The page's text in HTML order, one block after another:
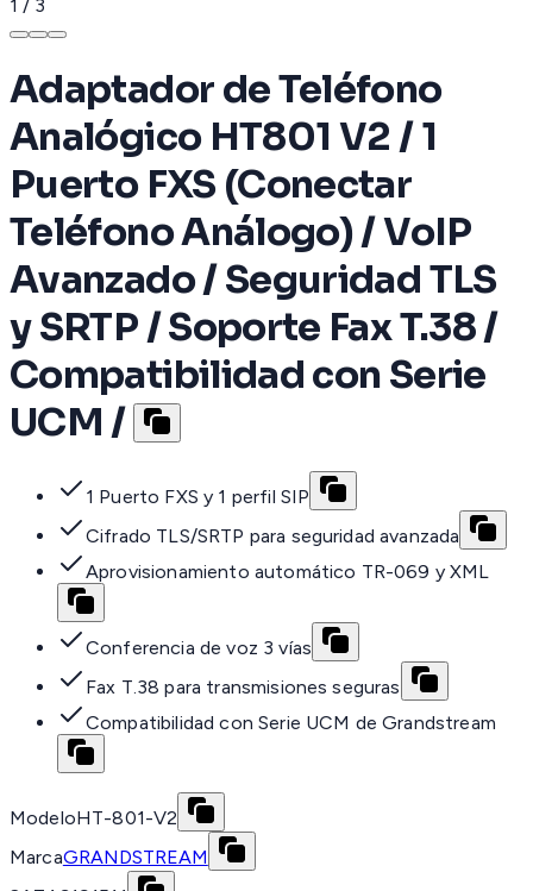
1 / 3
Adaptador de Teléfono
Analógico HT801 V2 / 1
Puerto FXS (Conectar
Teléfono Análogo) / VoIP
Avanzado / Seguridad TLS
y SRTP / Soporte Fax T.38 /
Compatibilidad con Serie
UCM /
1 Puerto FXS y 1 perfil SIP
Cifrado TLS/SRTP para seguridad avanzada
Aprovisionamiento automático TR-069 y XML
Conferencia de voz 3 vías
Fax T.38 para transmisiones seguras
Compatibilidad con Serie UCM de Grandstream
ModeloHT-801-V2
MarcaGRANDSTREAM